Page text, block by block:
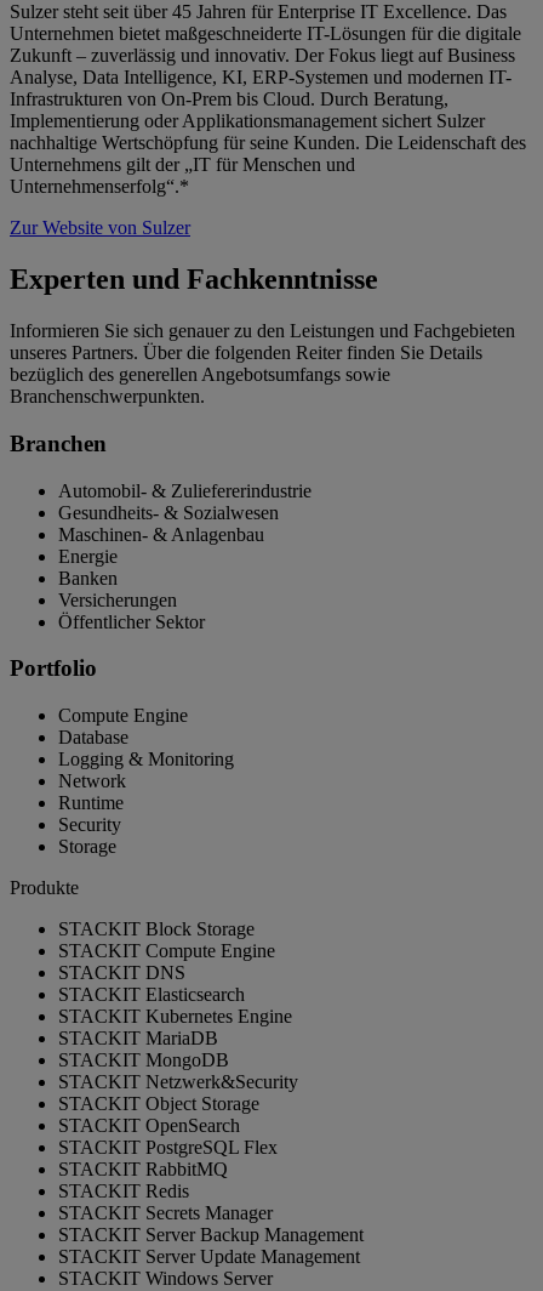
Sulzer steht seit über 45 Jahren für Enterprise IT Excellence. Das
Unternehmen bietet maßgeschneiderte IT-Lösungen für die digitale
Zukunft – zuverlässig und innovativ. Der Fokus liegt auf Business
Analyse, Data Intelligence, KI, ERP-Systemen und modernen IT-
Infrastrukturen von On-Prem bis Cloud. Durch Beratung,
Implementierung oder Applikationsmanagement sichert Sulzer
nachhaltige Wertschöpfung für seine Kunden. Die Leidenschaft des
Unternehmens gilt der „IT für Menschen und
Unternehmenserfolg“.*
Zur Website von Sulzer
Experten und Fachkenntnisse
Informieren Sie sich genauer zu den Leistungen und Fachgebieten
unseres Partners. Über die folgenden Reiter finden Sie Details
bezüglich des generellen Angebotsumfangs sowie
Branchenschwerpunkten.
Branchen
Automobil- & Zuliefererindustrie
Gesundheits- & Sozialwesen
Maschinen- & Anlagenbau
Energie
Banken
Versicherungen
Öffentlicher Sektor
Portfolio
Compute Engine
Database
Logging & Monitoring
Network
Runtime
Security
Storage
Produkte
STACKIT Block Storage
STACKIT Compute Engine
STACKIT DNS
STACKIT Elasticsearch
STACKIT Kubernetes Engine
STACKIT MariaDB
STACKIT MongoDB
STACKIT Netzwerk&Security
STACKIT Object Storage
STACKIT OpenSearch
STACKIT PostgreSQL Flex
STACKIT RabbitMQ
STACKIT Redis
STACKIT Secrets Manager
STACKIT Server Backup Management
STACKIT Server Update Management
STACKIT Windows Server